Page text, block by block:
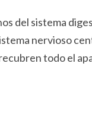
del sistema
nervioso
todo el